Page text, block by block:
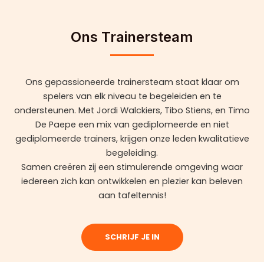
Ons Trainersteam
Ons gepassioneerde trainersteam staat klaar om
spelers van elk niveau te begeleiden en te
ondersteunen. Met Jordi Walckiers, Tibo Stiens, en Timo
De Paepe een mix van gediplomeerde en niet
gediplomeerde trainers, krijgen onze leden kwalitatieve
begeleiding.
Samen creëren zij een stimulerende omgeving waar
iedereen zich kan ontwikkelen en plezier kan beleven
aan tafeltennis!
SCHRIJF JE IN